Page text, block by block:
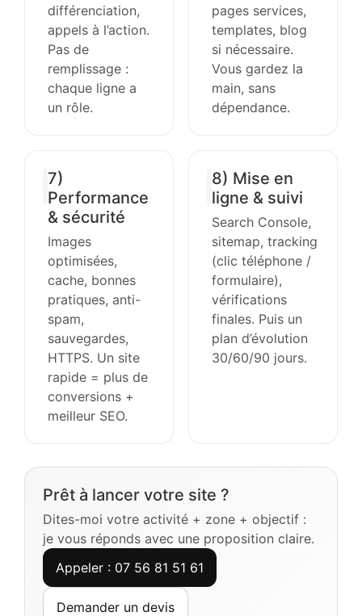
différenciation,
appels à l’action.
Pas de
remplissage :
chaque ligne a
un rôle.
pages services,
templates, blog
si nécessaire.
Vous gardez la
main, sans
dépendance.
7)
Performance
& sécurité
Images
optimisées,
cache, bonnes
pratiques, anti-
spam,
sauvegardes,
HTTPS. Un site
rapide = plus de
conversions +
meilleur SEO.
8) Mise en
ligne & suivi
Search Console,
sitemap, tracking
(clic téléphone /
formulaire),
vérifications
finales. Puis un
plan d’évolution
30/60/90 jours.
Prêt à lancer votre site ?
Dites-moi votre activité + zone + objectif :
je vous réponds avec une proposition claire.
Appeler : 07 56 81 51 61
Demander un devis